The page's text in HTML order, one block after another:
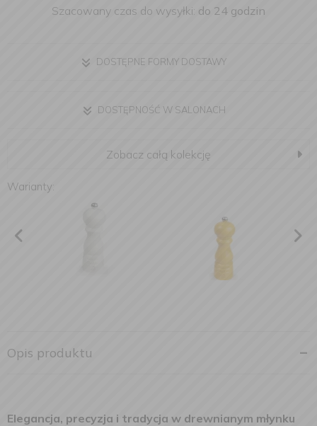
Szacowany czas do wysyłki: do 24 godzin
DOSTĘPNE FORMY DOSTAWY
DOSTĘPNOŚĆ W SALONACH
Zobacz całą kolekcję
Warianty:
Opis produktu
Elegancja, precyzja i tradycja w drewnianym młynku